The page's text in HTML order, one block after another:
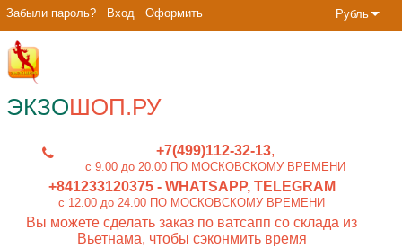
Рубль
Забыли пароль? Вход Оформить
ЭКЗОШОП.РУ
+7(499)112-32-13
c 9.00 до 20.00 ПО МОСКОВСКОМУ ВРЕМЕНИ
+841233120375- WHATSAPP, TELEGRAM
c 12.00 до 24.00 ПО МОСКОВСКОМУ ВРЕМЕНИ
Вы можете сделать заказ по ватсапп со склада из
Вьетнама, чтобы сэконмить время